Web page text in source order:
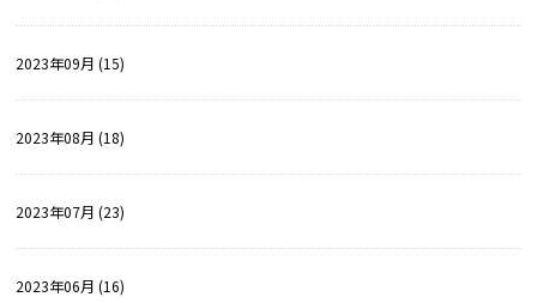
2023年09月 (15)
2023年08月 (18)
2023年07月 (23)
2023年06月 (16)